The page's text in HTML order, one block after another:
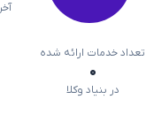
تعداد خدمات ارائه شده
۰
در بنیاد وکلا